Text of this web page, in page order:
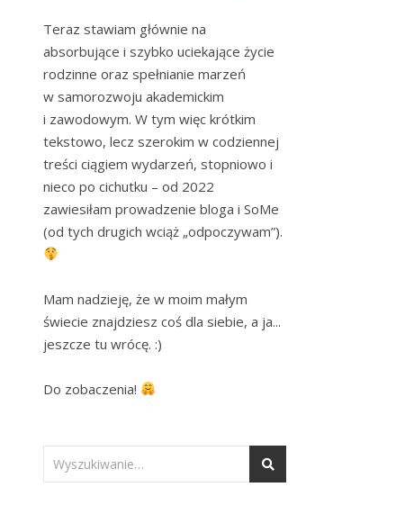
Teraz stawiam głównie na
absorbujące i szybko uciekające życie
rodzinne oraz spełnianie marzeń
w samorozwoju akademickim
i zawodowym. W tym więc krótkim
tekstowo, lecz szerokim w codziennej
treści ciągiem wydarzeń, stopniowo i
nieco po cichutku – od 2022
zawiesiłam prowadzenie bloga i SoMe
(od tych drugich wciąż „odpoczywam”).
Mam nadzieję, że w moim małym
świecie znajdziesz coś dla siebie, a ja...
jeszcze tu wrócę. :)
Do zobaczenia!